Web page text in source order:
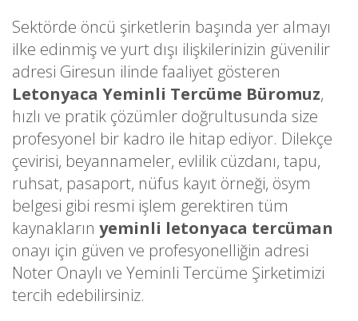
Sektörde öncü şirketlerin başında yer almayı
ilke edinmiş ve yurt dışı ilişkilerinizin güvenilir
adresi Giresun ilinde faaliyet gösteren
Letonyaca Yeminli Tercüme Büromuz,
hızlı ve pratik çözümler doğrultusunda size
profesyonel bir kadro ile hitap ediyor. Dilekçe
çevirisi, beyannameler, evlilik cüzdanı, tapu,
ruhsat, pasaport, nüfus kayıt örneği, ösym
belgesi gibi resmi işlem gerektiren tüm
kaynakların yeminli letonyaca tercüman
onayı için güven ve profesyonelliğin adresi
Noter Onaylı ve Yeminli Tercüme Şirketimizi
tercih edebilirsiniz.